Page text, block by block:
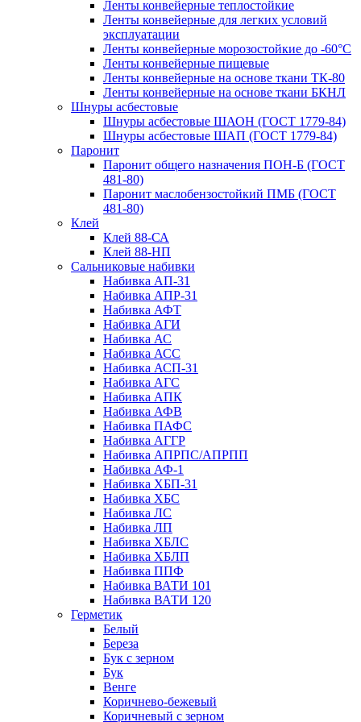
Ленты конвейерные теплостойкие
Ленты конвейерные для легких условий
эксплуатации
Ленты конвейерные морозостойкие до -60°С
Ленты конвейерные пищевые
Ленты конвейерные на основе ткани ТК-80
Ленты конвейерные на основе ткани БКНЛ
Шнуры асбестовые
Шнуры асбестовые ШАОН (ГОСТ 1779-84)
Шнуры асбестовые ШАП (ГОСТ 1779-84)
Паронит
Паронит общего назначения ПОН-Б (ГОСТ
481-80)
Паронит маслобензостойкий ПМБ (ГОСТ
481-80)
Клей
Клей 88-СА
Клей 88-НП
Сальниковые набивки
Набивка АП-31
Набивка АПР-31
Набивка АФТ
Набивка АГИ
Набивка АС
Набивка АСС
Набивка АСП-31
Набивка АГС
Набивка АПК
Набивка АФВ
Набивка ПАФС
Набивка АГГР
Набивка АПРПС/АПРПП
Набивка АФ-1
Набивка ХБП-31
Набивка ХБС
Набивка ЛС
Набивка ЛП
Набивка ХБЛС
Набивка ХБЛП
Набивка ППФ
Набивка ВАТИ 101
Набивка ВАТИ 120
Герметик
Белый
Береза
Бук с зерном
Бук
Венге
Коричнево-бежевый
Коричневый с зерном